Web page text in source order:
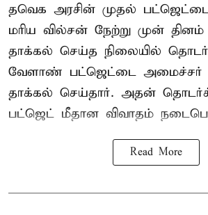
தவெக அரசின் முதல் பட்ஜெட்டை
மரிய வில்சன் நேற்று முன்
தாக்கல் செய்த நிலையில்
வேளாண் பட்ஜெட்டை அமைச்சர்
தாக்கல் செய்தார். அதன்
பட்ஜெட் மீதான விவாதம்
Read More